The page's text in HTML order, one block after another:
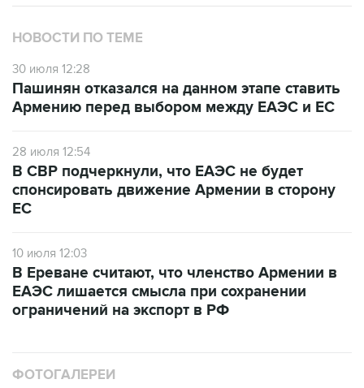
НОВОСТИ ПО ТЕМЕ
30 июля 12:28
Пашинян отказался на данном этапе ставить
Армению перед выбором между ЕАЭС и ЕС
28 июля 12:54
В СВР подчеркнули, что ЕАЭС не будет
спонсировать движение Армении в сторону
ЕС
10 июля 12:03
В Ереване считают, что членство Армении в
ЕАЭС лишается смысла при сохранении
ограничений на экспорт в РФ
ФОТОГАЛЕРЕИ